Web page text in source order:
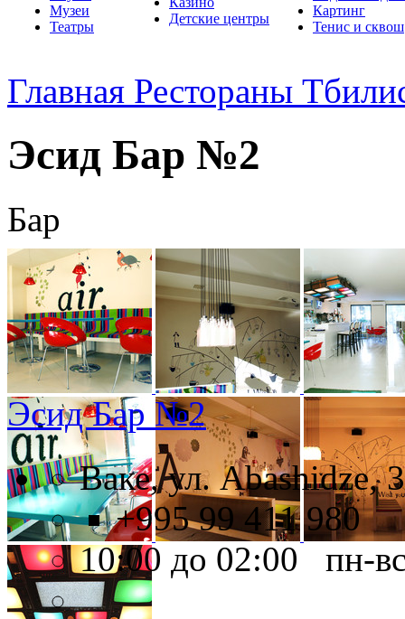
Музеи
Театры
Детские центры
Картинг
Тенис и сквош
Главная Рестораны
Эсид Бар №2
Бар
Эсид Бар №2
Ваке, ул. Abashidze,
+995 99 411 980
10:00 до 02:00 пн-